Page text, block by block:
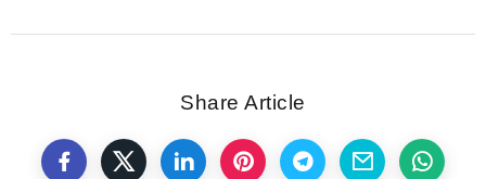
Share Article